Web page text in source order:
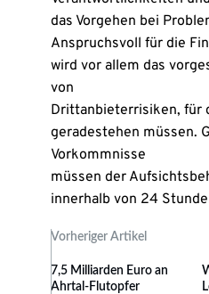
das Vorgehen bei
Anspruchsvoll für die
wird vor allem das
von
Drittanbieterrisiken, für
geradestehen müssen.
Vorkommnisse
müssen der
innerhalb von 24
Vorheriger Artikel
7,5 Milliarden Euro an
Ahrtal-Flutopfer